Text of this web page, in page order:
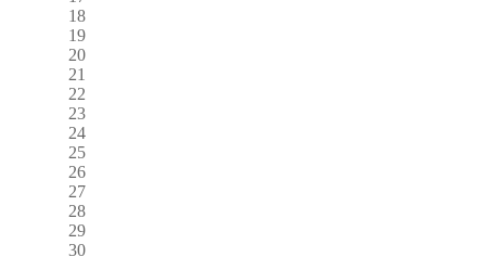
18
19
20
21
22
23
24
25
26
27
28
29
30